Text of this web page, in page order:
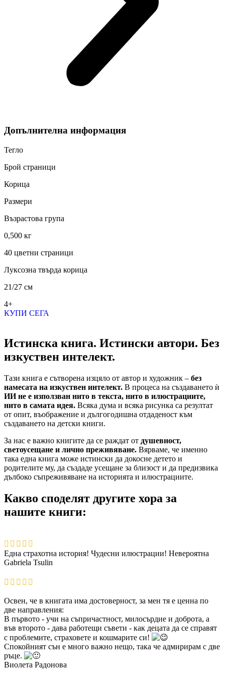
Допълнителна информация
Тегло
Брой страници
Корица
Размери
Възрастова група
0,500 кг
40 цветни страници
Луксозна твърда корица
21/27 см
4+
КУПИ СЕГА
Истинска книга. Истински автори. Без
изкуствен интелект.
Тази книга е сътворена изцяло от автор и художник – без
намесата на изкуствен интелект. В процеса на създаването ѝ
ИИ не е използван нито в текста, нито в илюстрациите,
нито в самата идея. Всяка дума и всяка рисунка са резултат
от опит, въображение и дългогодишна отдаденост към
създаването на детски книги.
За нас е важно книгите да се раждат от душевност,
светоусещане и лично преживяване. Вярваме, че именно
така една книга може истински да докосне детето и
родителите му, да създаде усещане за близост и да предизвика
дълбоко съпреживяване на историята и илюстрациите.
Какво споделят другите хора за
нашите книги:
Една страхотна история! Чудесни илюстрации! Невероятна
Gabriela Tsulin
Освен, че в книгата има достоверност, за мен тя е ценна по
две направления:
В първото - учи на съпричастност, милосърдие и доброта, а
във второто - дава работещи съвети - как децата да се справят
с проблемите, страховете и кошмарите си!
Спокойният сън е много важно нещо, така че адмирирам с две
ръце.
Виолета Радонова